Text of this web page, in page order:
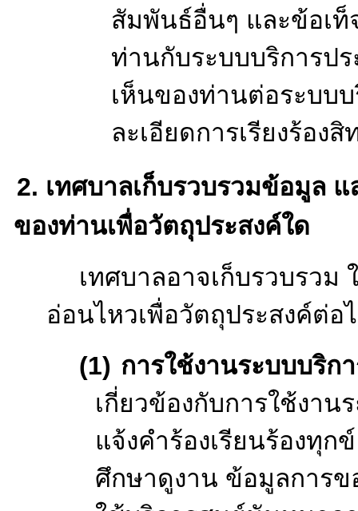
5) ข้อมูลทางการเ
รายได้
6)
ข้อมูลที่เกี่ยวกั
สมาชิก ข้อมูลกา
จองวิทยากร อบ
ทั่วไป ข้อมูลการ
การขอใช้อาคา
การสมัครเข้าเรีย
7)
รายละเอียดด้
พฤติกรรม การด